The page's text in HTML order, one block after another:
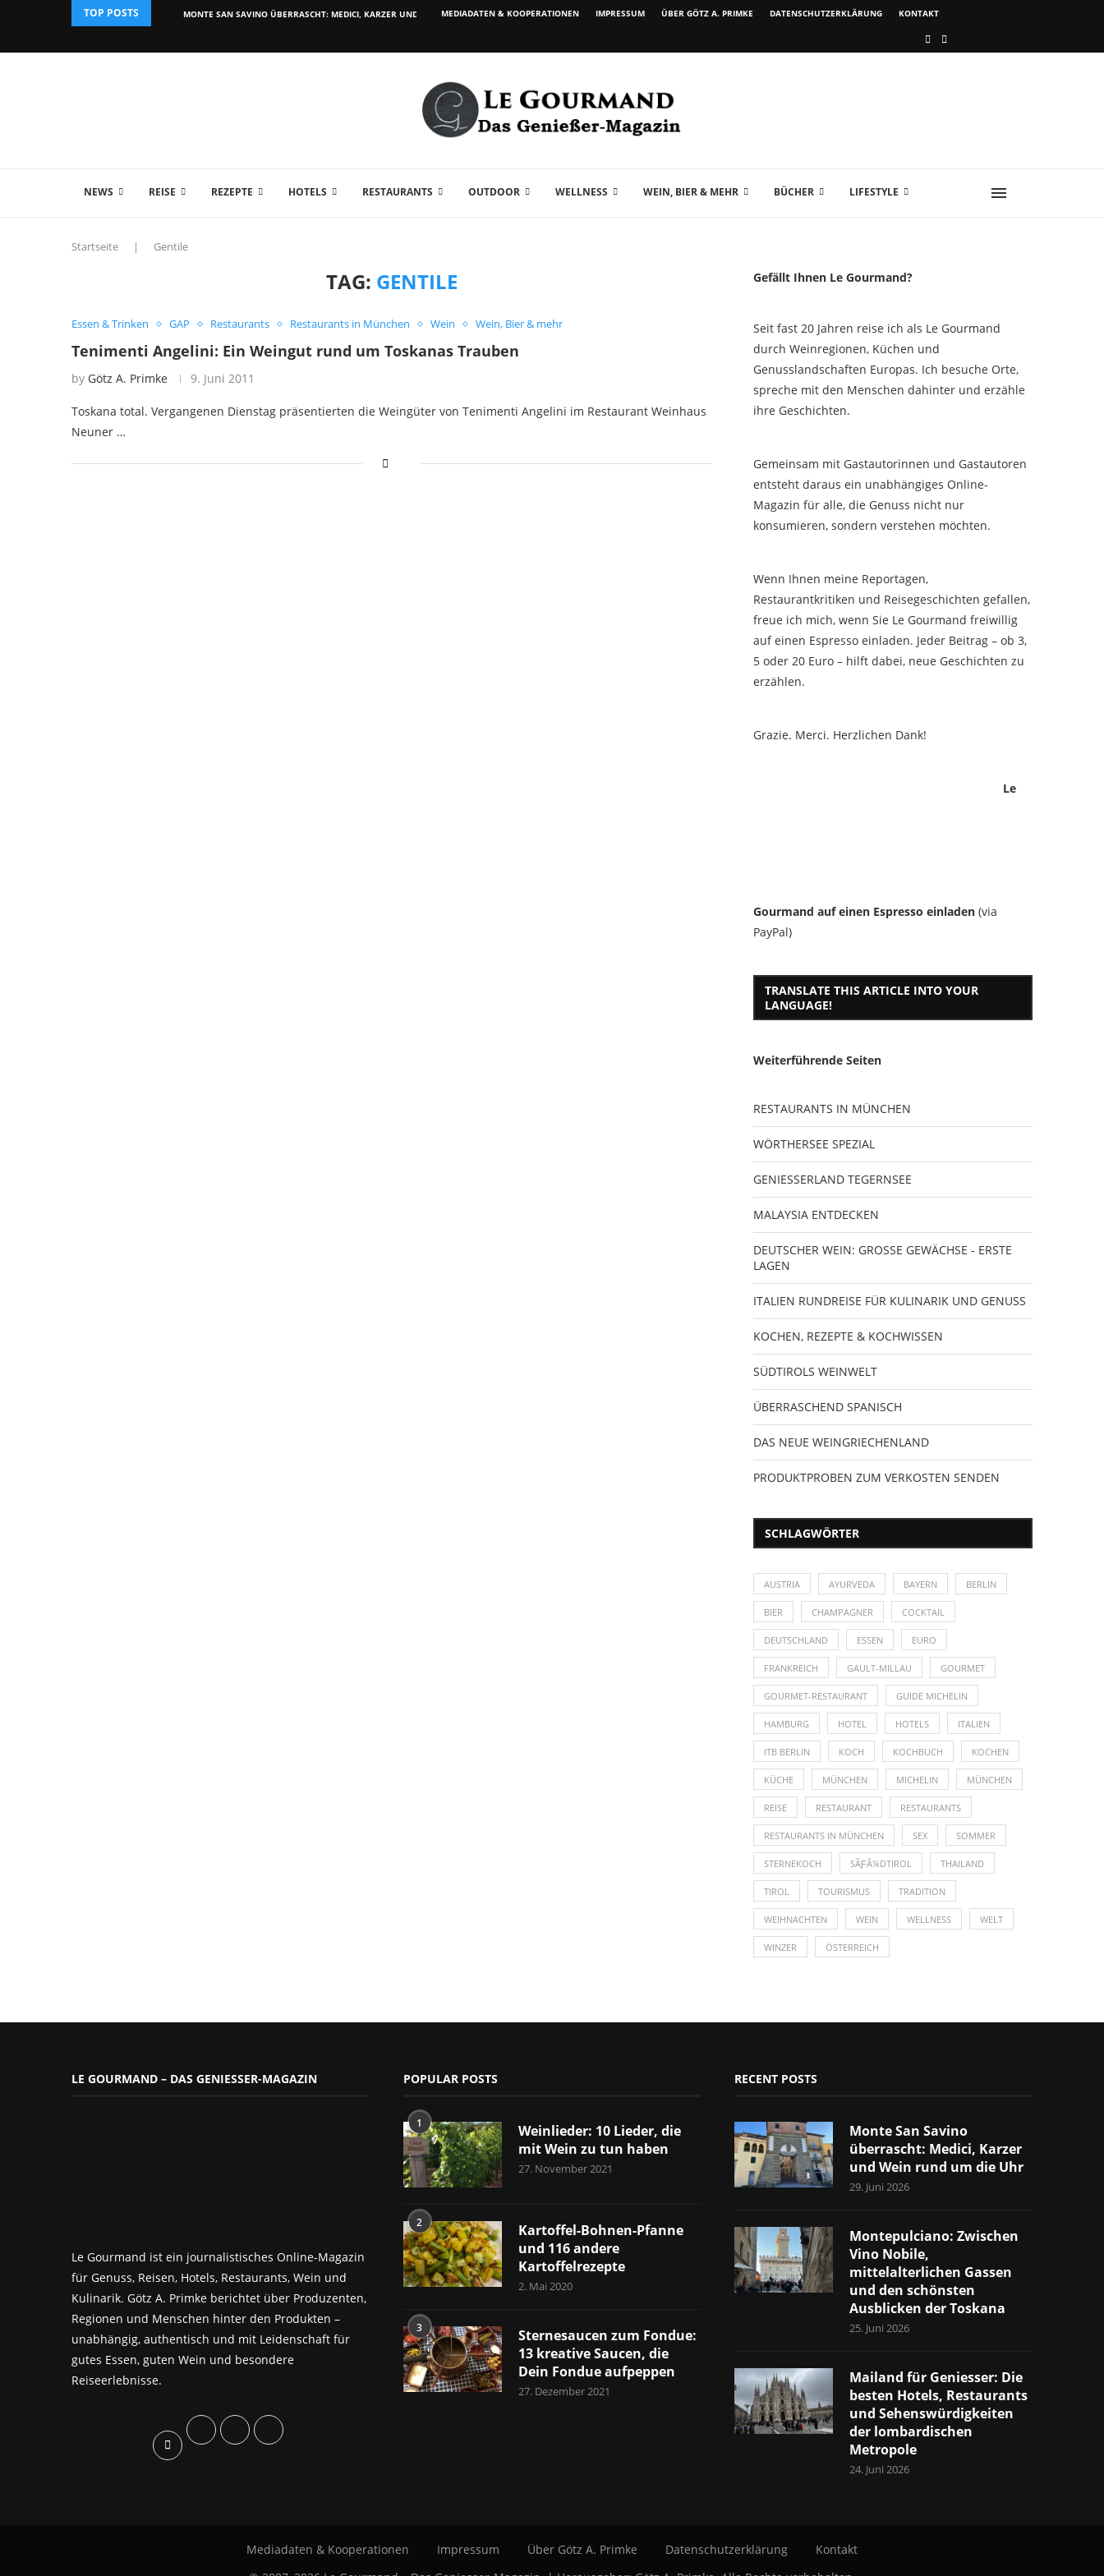
TOP POSTS MONTE SAN SAVINO ÜBERRASCHT: MEDICI, KARZER UND WEIN...MEDIADATEN & KOOPERATIONEN IMPRESSUM ÜBER GÖTZ A. PRIMKE DATENSCHUTZERKLÄRUNG KONTAKT
NEWS REISE REZEPTE HOTELS RESTAURANTS OUTDOOR WELLNESS WEIN, BIER & MEHR BÜCHER LIFESTYLE
Startseite | Gentile
TAG: GENTILE
Essen & Trinken GAP Restaurants Restaurants in München Wein Wein, Bier & mehr
Tenimenti Angelini: Ein Weingut rund um Toskanas Trauben
by Götz A. Primke 9. Juni 2011
Toskana total. Vergangenen Dienstag präsentierten die Weingüter von Tenimenti Angelini im Restaurant Weinhaus
Neuner …
Gefällt Ihnen Le Gourmand?
Seit fast 20 Jahren reise ich als Le Gourmand
durch Weinregionen, Küchen und
Genusslandschaften Europas. Ich besuche Orte,
spreche mit den Menschen dahinter und erzähle
ihre Geschichten.
Gemeinsam mit Gastautorinnen und Gastautoren
entsteht daraus ein unabhängiges Online-
Magazin für alle, die Genuss nicht nur
konsumieren, sondern verstehen möchten.
Wenn Ihnen meine Reportagen,
Restaurantkritiken und Reisegeschichten gefallen,
freue ich mich, wenn Sie Le Gourmand freiwillig
auf einen Espresso einladen. Jeder Beitrag – ob 3,
5 oder 20 Euro – hilft dabei, neue Geschichten zu
erzählen.
Grazie. Merci. Herzlichen Dank!
Le
Gourmand auf einen Espresso einladen (via
PayPal)
TRANSLATE THIS ARTICLE INTO YOUR
LANGUAGE!
Weiterführende Seiten
RESTAURANTS IN MÜNCHEN
WÖRTHERSEE SPEZIAL
GENIESSERLAND TEGERNSEE
MALAYSIA ENTDECKEN
DEUTSCHER WEIN: GROSSE GEWÄCHSE - ERSTE
LAGEN
ITALIEN RUNDREISE FÜR KULINARIK UND GENUSS
KOCHEN, REZEPTE & KOCHWISSEN
SÜDTIROLS WEINWELT
ÜBERRASCHEND SPANISCH
DAS NEUE WEINGRIECHENLAND
PRODUKTPROBEN ZUM VERKOSTEN SENDEN
SCHLAGWÖRTER
AUSTRIA AYURVEDA BAYERN BERLIN
BIER CHAMPAGNER COCKTAIL
DEUTSCHLAND ESSEN EURO
FRANKREICH GAULT-MILLAU GOURMET
GOURMET-RESTAURANT GUIDE MICHELIN
HAMBURG HOTEL HOTELS ITALIEN
ITB BERLIN KOCH KOCHBUCH KOCHEN
KÜCHE MÜNCHEN MICHELIN MÜNCHEN
REISE RESTAURANT RESTAURANTS
RESTAURANTS IN MÜNCHEN SEX SOMMER
STERNEKOCH SÃƑÂ¼DTIROL THAILAND
TIROL TOURISMUS TRADITION
WEIHNACHTEN WEIN WELLNESS WELT
WINZER ÖSTERREICH
LE GOURMAND – DAS GENIESSER-MAGAZIN
Le Gourmand ist ein journalistisches Online-Magazin
für Genuss, Reisen, Hotels, Restaurants, Wein und
Kulinarik. Götz A. Primke berichtet über Produzenten,
Regionen und Menschen hinter den Produkten –
unabhängig, authentisch und mit Leidenschaft für
gutes Essen, guten Wein und besondere
Reiseerlebnisse.
POPULAR POSTS
1
Weinlieder: 10 Lieder, die
mit Wein zu tun haben
27. November 2021
2
Kartoffel-Bohnen-Pfanne
und 116 andere
Kartoffelrezepte
2. Mai 2020
3
Sternesaucen zum Fondue:
13 kreative Saucen, die
Dein Fondue aufpeppen
27. Dezember 2021
RECENT POSTS
Monte San Savino
überrascht: Medici, Karzer
und Wein rund um die Uhr
29. Juni 2026
Montepulciano: Zwischen
Vino Nobile,
mittelalterlichen Gassen
und den schönsten
Ausblicken der Toskana
25. Juni 2026
Mailand für Geniesser: Die
besten Hotels, Restaurants
und Sehenswürdigkeiten
der lombardischen
Metropole
24. Juni 2026
Mediadaten & Kooperationen Impressum Über Götz A. Primke Datenschutzerklärung
Kontakt